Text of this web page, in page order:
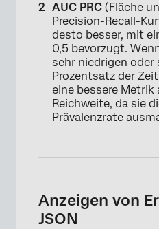
AUC PRC (Fläche
Precision-Recall-
desto besser, mit
0,5 bevorzugt.
sehr niedrigen oder
Prozentsatz der
eine bessere Metrik
Reichweite, da sie
Prävalenzrate
Anzeigen von
JSON